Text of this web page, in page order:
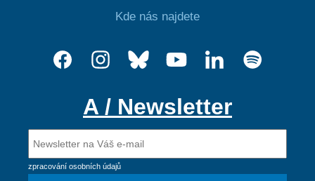
Kde nás najdete
A / Newsletter
zpracování osobních údajů